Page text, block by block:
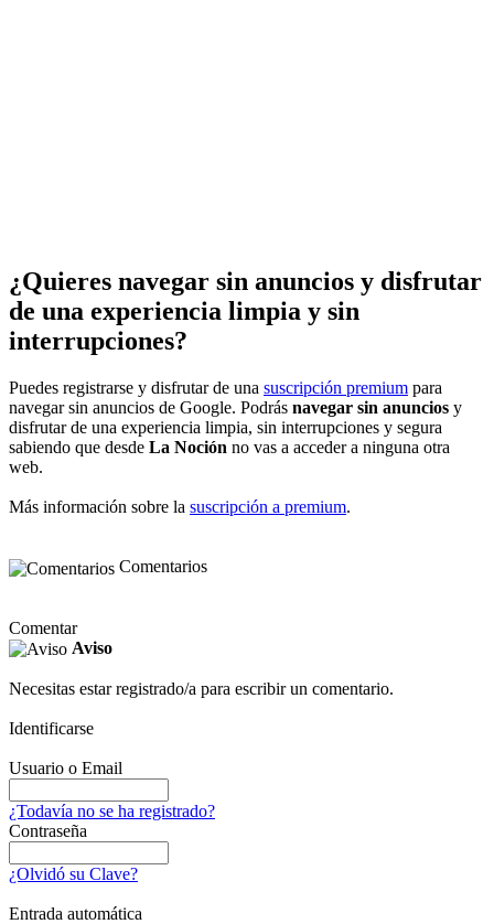
¿Quieres navegar sin anuncios y disfrutar
de una experiencia limpia y sin
interrupciones?
Puedes registrarse y disfrutar de una suscripción premium para
navegar sin anuncios de Google. Podrás navegar sin anuncios y
disfrutar de una experiencia limpia, sin interrupciones y segura
sabiendo que desde La Noción no vas a acceder a ninguna otra
web.
Más información sobre la suscripción a premium.
Comentarios
Comentar
Aviso
Necesitas estar registrado/a para escribir un comentario.
Identificarse
Usuario o Email
¿Todavía no se ha registrado?
Contraseña
¿Olvidó su Clave?
Entrada automática